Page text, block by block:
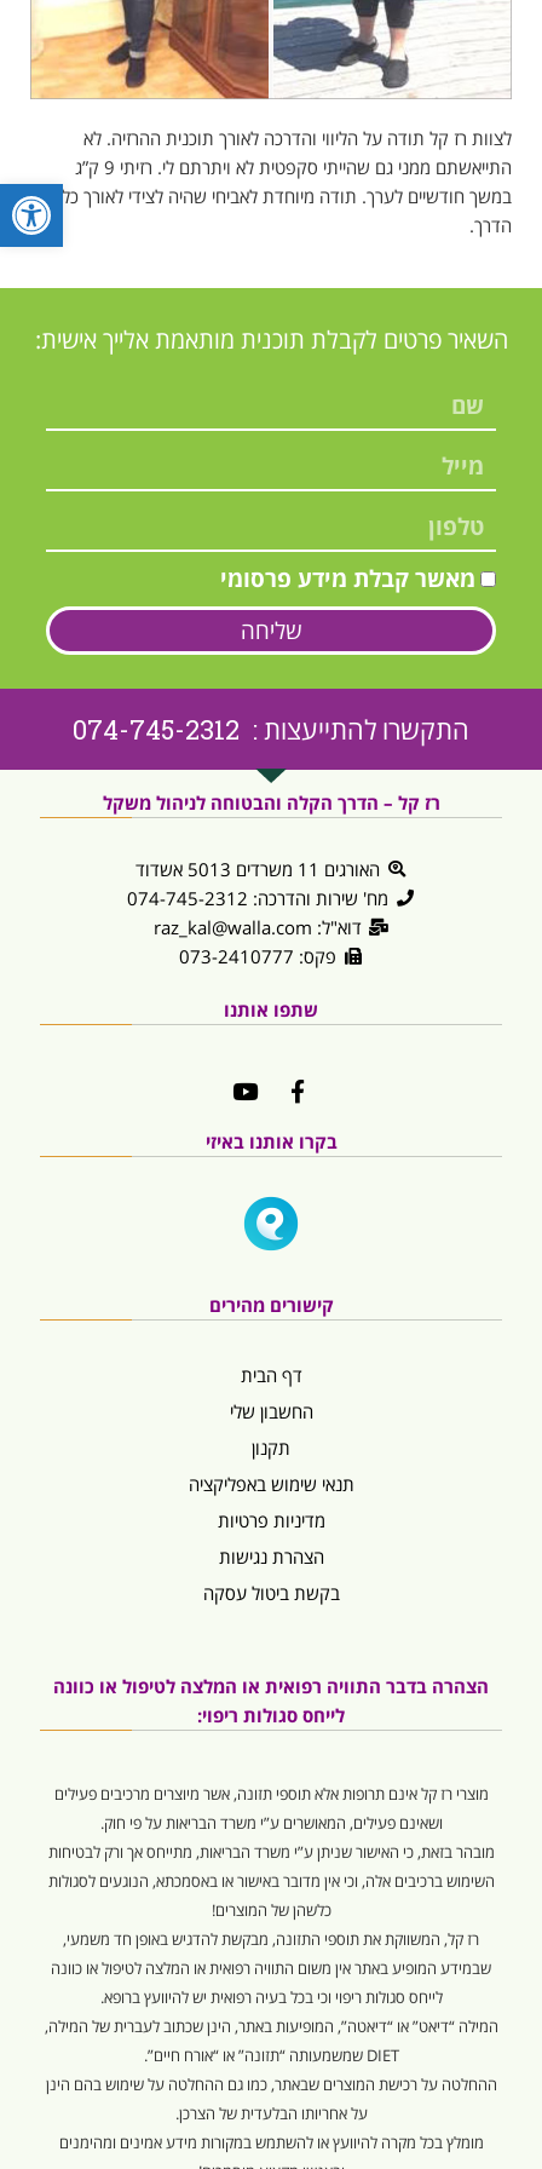
לצוות רז קל תודה על הליווי והדרכה לאורך תוכנית ההרזיה. לא
התייאשתם ממני גם שהייתי סקפטית לא ויתרתם לי. רזיתי 9 ק”ג
במשך חודשיים לערך. תודה מיוחדת לאביחי שהיה לצידי לאורך כל
הדרך.
השאיר פרטים לקבלת תוכנית מותאמת אלייך אישית:
מאשר קבלת מידע פרסומי
שליחה
התקשרו להתייעצות : 074-745-2312
רז קל – הדרך הקלה והבטוחה לניהול משקל
האורגים 11 משרדים 5013 אשדוד
מח' שירות והדרכה: 074-745-2312
דוא"ל: raz_kal@walla.com
פקס: 073-2410777
שתפו אותנו
בקרו אותנו באיזי
קישורים מהירים
דף הבית
החשבון שלי
תקנון
תנאי שימוש באפליקציה
מדיניות פרטיות
הצהרת נגישות
בקשת ביטול עסקה
הצהרה בדבר התוויה רפואית או המלצה לטיפול או כוונה
לייחס סגולות ריפוי:
מוצרי רז קל אינם תרופות אלא תוספי תזונה, אשר מיוצרים מרכיבים פעילים
ושאינם פעילים, המאושרים ע”י משרד הבריאות על פי חוק.
מובהר בזאת, כי האישור שניתן ע”י משרד הבריאות, מתייחס אך ורק לבטיחות
השימוש ברכיבים אלה, וכי אין מדובר באישור או באסמכתא, הנוגעים לסגולות
כלשהן של המוצרים!
רז קל, המשווקת את תוספי התזונה, מבקשת להדגיש באופן חד משמעי,
שבמידע המופיע באתר אין משום התוויה רפואית או המלצה לטיפול או כוונה
לייחס סגולות ריפוי וכי בכל בעיה רפואית יש להיוועץ ברופא.
המילה “דיאט” או “דיאטה”, המופיעות באתר, הינן שכתוב לעברית של המילה,
DIET שמשמעותה “תזונה” או “אורח חיים”.
ההחלטה על רכישת המוצרים שבאתר, כמו גם ההחלטה על שימוש בהם הינן
על אחריותו הבלעדית של הצרכן.
מומלץ בכל מקרה להיוועץ או להשתמש במקורות מידע אמינים ומהימנים
פתח